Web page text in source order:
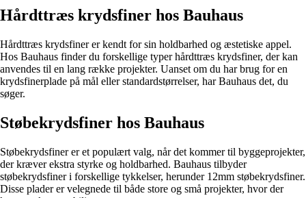
Hårdttræs krydsfiner hos Bauhaus
Hårdttræs krydsfiner er kendt for sin holdbarhed og æstetiske appel.
Hos Bauhaus finder du forskellige typer hårdttræs krydsfiner, der kan
anvendes til en lang række projekter. Uanset om du har brug for en
krydsfinerplade på mål eller standardstørrelser, har Bauhaus det, du
søger.
Støbekrydsfiner hos Bauhaus
Støbekrydsfiner er et populært valg, når det kommer til byggeprojekter,
der kræver ekstra styrke og holdbarhed. Bauhaus tilbyder
støbekrydsfiner i forskellige tykkelser, herunder 12mm støbekrydsfiner.
Disse plader er velegnede til både store og små projekter, hvor der